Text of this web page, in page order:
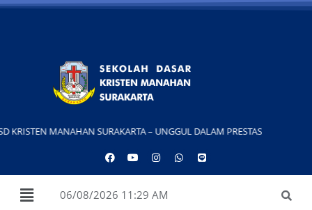
MANAHAN SURAKARTA – UNGGUL DALAM PRESTASI DAN MOTIVASI
06/08/2026 11:29 AM